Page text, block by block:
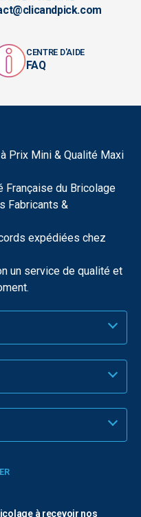
CENTRE D'AIDE
FAQ
Prix Mini & Qualité Maxi
Française du Bricolage
Fabricants &
expédiées chez
un service de qualité et
à recevoir nos